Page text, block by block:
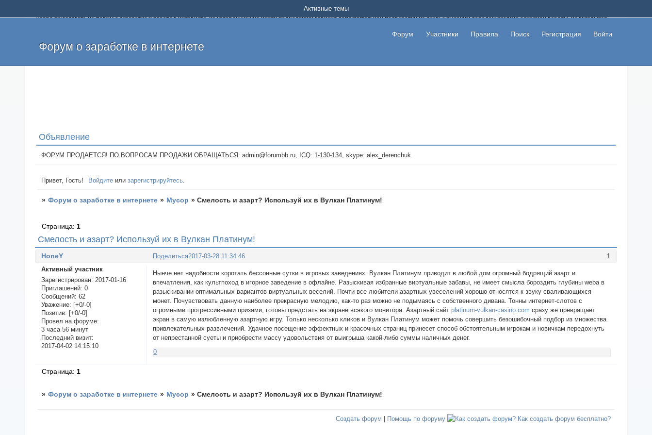
Добро пожаловать на форум о заработке и работе в интернете, на котором можно найти подходящий вариант дополнительной подработки на дому с высоким доходом помимо основной работы, не вкладывая
и оставлять свои отзывы. Если вы знаете, что определенный проект или сайт не платит, то указывайте в теме что это лохотрон, чтобы другие пользователи не попались на развод. Вы сможете начать зарабатывать
легкие деньги без вложений и регистрации уже сегодня. Создавайте новые темы, размещайте объявления со своими пригласительными ссылками и первая прибыль не заставит себя долго ждать.
Форум о заработке в интернете
Форум Участники Правила Поиск Регистрация Войти
Активные темы
Объявление
ФОРУМ ПРОДАЕТСЯ! ПО ВОПРОСАМ ПРОДАЖИ ОБРАЩАТЬСЯ: admin@forumbb.ru, ICQ: 1-130-134, skype: alex_derenchuk.
Привет, Гость! Войдите илизарегистрируйтесь.
» Форум о заработке в интернете » Мусор »Смелость и азарт? Используй их в Вулкан Платинум!
Смелость и азарт? Используй их в Вулкан Платинум!
Страница: 1
Поделиться 1
2017-03-28 11:34:46
HoneY
Активный участник
Зарегистрирован: 2017-01-16
Приглашений: 0
Сообщений: 62
Уважение: [+0/-0]
Позитив: [+0/-0]
Провел на форуме:
3 часа 56 минут
Последний визит:
2017-04-02 14:15:10
Нынче нет надобности коротать бессонные сутки в игровых заведениях. Вулкан Платинум приводит в любой дом огромный бодрящий азарт и
впечатления, как культпоход в игорное заведение в офлайне. Разыскивая избранные виртуальные забавы, не имеет смысла бороздить глубины webа в
разыскивании оптимальных вариантов виртуальных веселий. Почти все любители азартных увеселений хорошо относятся к звуку сваливающихся
монет. Почувствовать данную наиболее прекрасную мелодию, как-то раз можно не подымаясь с собственного дивана. Тонны интернет-слотов с
огромными прогрессивными призами, готовы предстать на экране всякого монитора. Азартный сайтplatinum-vulkan-casino.com сразу же превращает
экран в самую излюбленную азартную игру. Только несколько кликов и Вулкан Платинум может помочь совершить безошибочный подбор из множества
привлекательных развлечений. Удачное посещение эффектных и красочных страниц принесет способ обстоятельным игрокам и новичкам передохнуть
от непрестанной суеты и приобрести массу удовольствия от выигрыша какой-либо суммы наличных денег.
0
Страница: 1
» Форум о заработке в интернете » Мусор »Смелость и азарт? Используй их в Вулкан Платинум!
Создать форум Помощь по форуму